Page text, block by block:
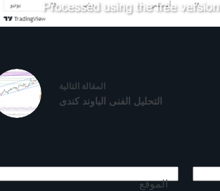
المقالة التالية
التحليل الفنى الباوند كندى
الموقع